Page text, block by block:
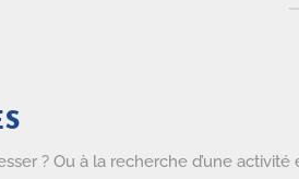
? Ou à la recherche d’une activité